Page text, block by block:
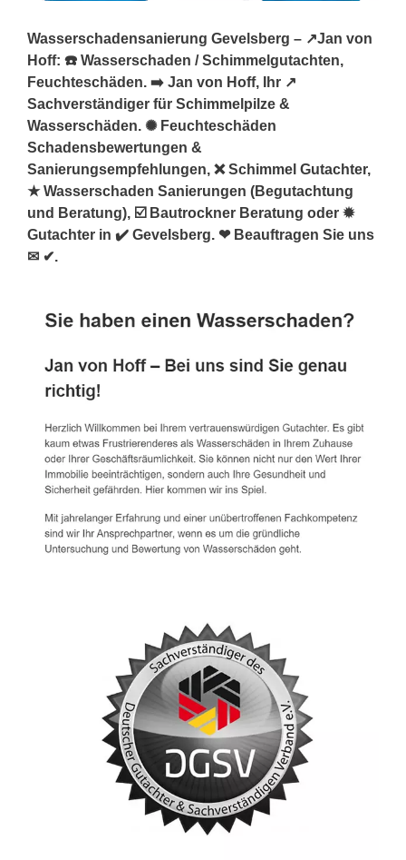
Wasserschadensanierung Gevelsberg – ↗️Jan von
Hoff: ☎️ Wasserschaden / Schimmelgutachten,
Feuchteschäden. ➡️ Jan von Hoff, Ihr ↗️
Sachverständiger für Schimmelpilze &
Wasserschäden. ✺ Feuchteschäden
Schadensbewertungen &
Sanierungsempfehlungen, ❌ Schimmel Gutachter,
★ Wasserschaden Sanierungen (Begutachtung
und Beratung), ☑️ Bautrockner Beratung oder ✹
Gutachter in ✔️ Gevelsberg. ❤ Beauftragen Sie uns
✉ ✔.